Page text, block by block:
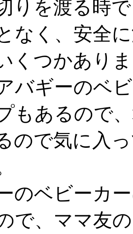
りを渡る時
なく、安全
くつかあり
バギーのベ
もあるので
ので気に入
のベビーカ
で、ママ友